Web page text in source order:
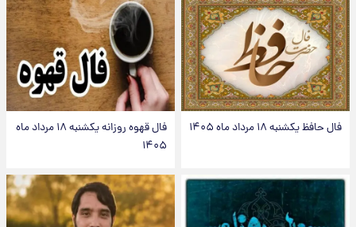
فال حافظ یکشنبه ۱۸ مرداد ماه ۱۴۰۵
فال قهوه روزانه یکشنبه ۱۸ مرداد ماه
۱۴۰۵